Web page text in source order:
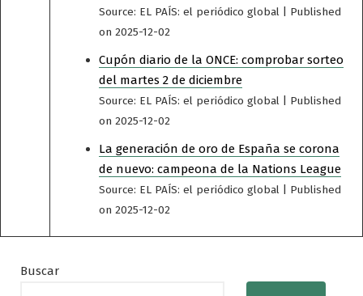
Source: EL PAÍS: el periódico global
Published
on 2025-12-02
Cupón diario de la ONCE: comprobar sorteo
del martes 2 de diciembre
Source: EL PAÍS: el periódico global
Published
on 2025-12-02
La generación de oro de España se corona
de nuevo: campeona de la Nations League
Source: EL PAÍS: el periódico global
Published
on 2025-12-02
Buscar